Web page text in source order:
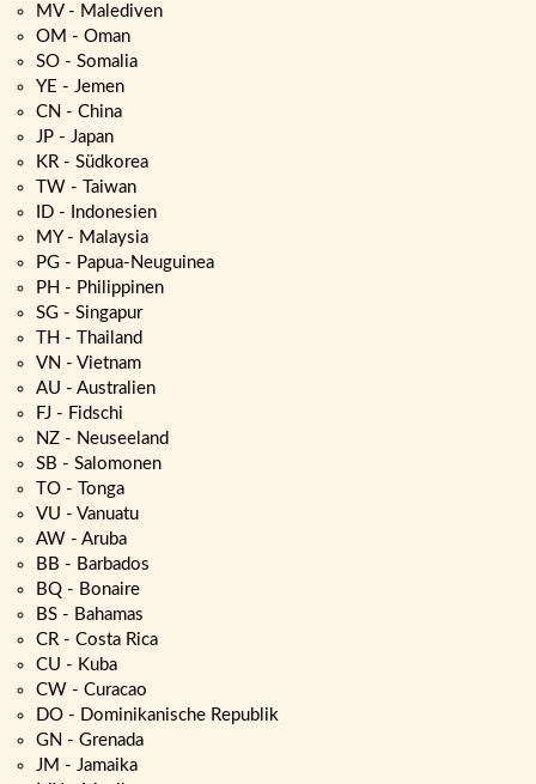
MV - Malediven
OM - Oman
SO - Somalia
YE - Jemen
CN - China
JP - Japan
KR - Südkorea
TW - Taiwan
ID - Indonesien
MY - Malaysia
PG - Papua-Neuguinea
PH - Philippinen
SG - Singapur
TH - Thailand
VN - Vietnam
AU - Australien
FJ - Fidschi
NZ - Neuseeland
SB - Salomonen
TO - Tonga
VU - Vanuatu
AW - Aruba
BB - Barbados
BQ - Bonaire
BS - Bahamas
CR - Costa Rica
CU - Kuba
CW - Curacao
DO - Dominikanische Republik
GN - Grenada
JM - Jamaika